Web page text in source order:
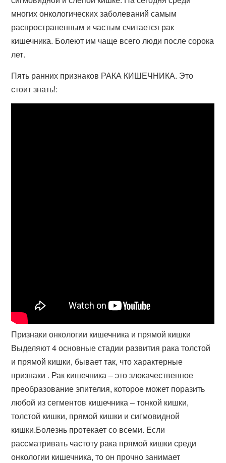
многих онкологических заболеваний самым
распространенным и частым считается рак
кишечника. Болеют им чаще всего люди после сорока
лет.
Пять ранних признаков РАКА КИШЕЧНИКА. Это
стоит знать!:
Признаки онкологии кишечника и прямой кишки
Выделяют 4 основные стадии развития рака толстой
и прямой кишки, бывает так, что характерные
признаки . Рак кишечника – это злокачественное
преобразование эпителия, которое может поразить
любой из сегментов кишечника – тонкой кишки,
толстой кишки, прямой кишки и сигмовидной
кишки.Болезнь протекает со всеми. Если
рассматривать частоту рака прямой кишки среди
онкологии кишечника, то он прочно занимает